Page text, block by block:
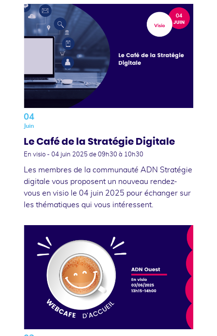
04
Juin
Le Café de la Stratégie Digitale
En visio - 04 juin 2025 de 09h30 à 10h30
Les membres de la communauté ADN Stratégie
digitale vous proposent un nouveau rendez-
vous en visio le 04 juin 2025 pour échanger sur
les thématiques qui vous intéressent.